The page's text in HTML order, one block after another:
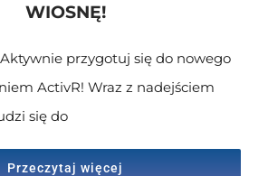
WIOSNĘ!
przygotuj się do nowego
ActivR! Wraz z nadejściem
się do
Przeczytaj więcej